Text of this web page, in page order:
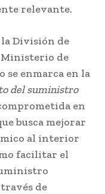
relevante.
División de
Ministerio de
se enmarca en la
del suministro
en
busca mejorar
al interior
facilitar el
de